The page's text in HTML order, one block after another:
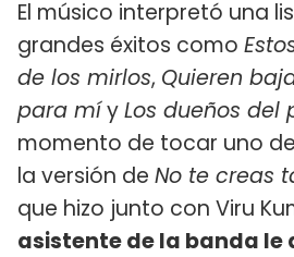
El músico interpretó una
grandes éxitos como
de los mirlos, Quieren
para míyLos dueños del
momento de tocar uno
la versión de No te creas
que hizo junto con Viru
asistente de la banda le